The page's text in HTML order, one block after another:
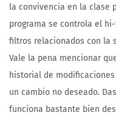
la convivencia en la clase
programa se controla el
filtros relacionados con la
Vale la pena mencionar
historial de
un cambio no deseado.
funciona bastante bien